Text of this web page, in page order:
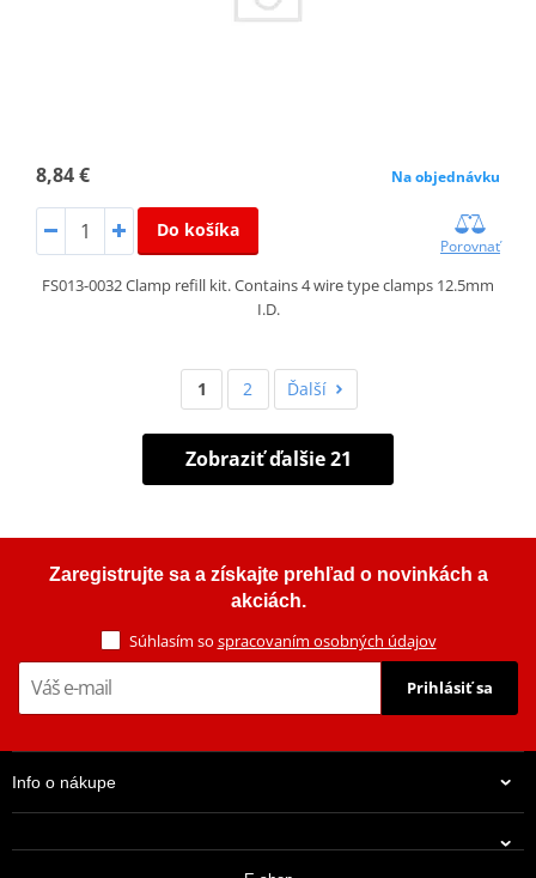
8,84 € Na objednávku
Do košíka
Porovnať
FS013-0032 Clamp refill kit. Contains 4 wire type clamps 12.5mm
I.D.
1 2 Ďalší
Zobraziť ďalšie 21
Zaregistrujte sa a získajte prehľad o novinkách a
akciách.
Súhlasím so spracovaním osobných údajov
Prihlásiť sa
Info o nákupe